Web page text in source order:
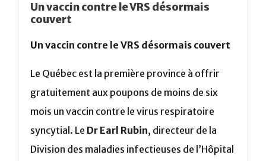
Un vaccin contre le VRS désormais
couvert
Un vaccin contre le VRS désormais couvert
Le Québec est la première province à offrir
gratuitement aux poupons de moins de six
mois un vaccin contre le virus respiratoire
syncytial. Le Dr Earl Rubin, directeur de la
Division des maladies infectieuses de l’Hôpital